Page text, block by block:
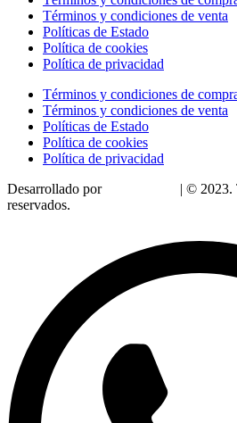
Términos y condiciones de venta
Políticas de Estado
Política de cookies
Política de privacidad
Términos y condiciones de
Términos y condiciones de venta
Políticas de Estado
Política de cookies
Política de privacidad
Desarrollado por
| © 2023.
reservados.